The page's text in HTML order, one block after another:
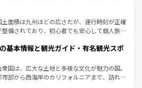
ほしい。
人にはぜひ体験してほしい。 なお、新着の
はコンテンツ一覧を参照してほしい。
異なる魅力がある。また、優雅なアフタヌーン
ール好きにはたまらない英国パブ、サッカー観
場だからこそできる体験も豊富。イギリスを旅
参照してほしい。
土面積は九州ほどの広さだが、運行時刻が正確
整備されており、初心者でも安心して個人旅行
まま残る町や、スイスならではのユニークな
り、アルプス観光だけでなく町歩きも満喫する
。国民の所得が高いため物価も高いが、旅行
通パス提供のサービスもあり、うまく活用すれ
基本情報と観光ガイド・有名観光スポ
国は、広大な土地と多様な文化が魅力の国。
市部から西海岸のカリフォルニアまで、訪れる